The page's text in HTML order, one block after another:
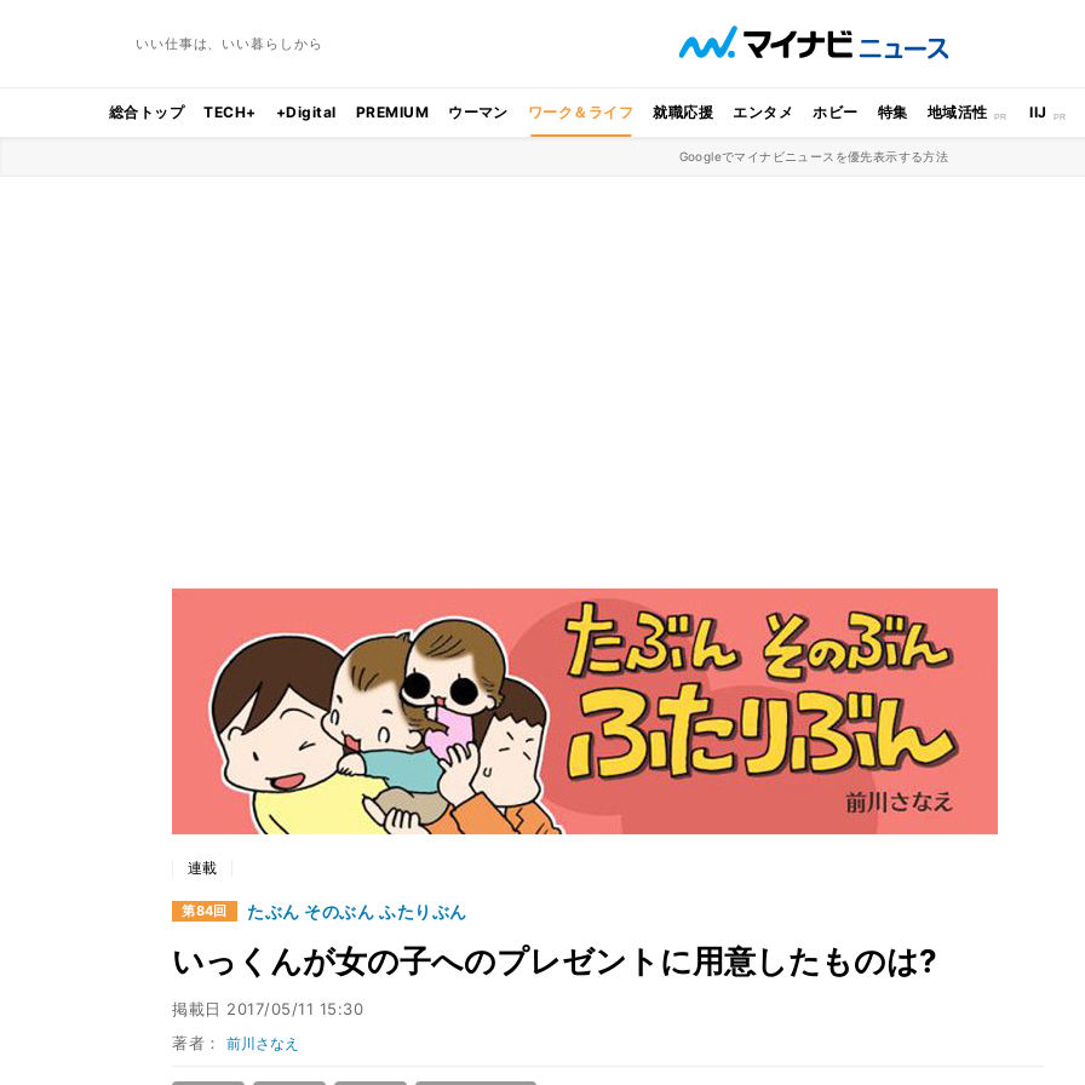
いい仕事は、いい暮らしから
総合トップ TECH+ +Digital PREMIUM ウーマン ワーク＆ライフ 就職応援 エンタメ ホビー 特集 地域活性 IIJ
Googleでマイナビニュースを優先表示する方法
連載
第84回 たぶん そのぶん ふたりぶん
いっくんが女の子へのプレゼントに用意したものは?
掲載日 2017/05/11 15:30
著者：前川さなえ